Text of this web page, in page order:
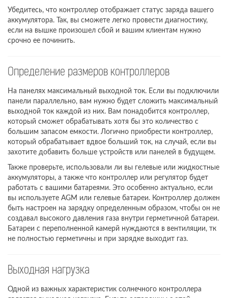
Убедитесь, что контроллер отображает статус заряда вашего
аккумулятора. Так, вы сможете легко провести диагностику,
если на вышке произошел сбой и вашим клиентам нужно
срочно ее починить.
Определение размеров контроллеров
На панелях максимальный выходной ток. Если вы подключили
панели параллельно, вам нужно будет сложить максимальный
выходной ток каждой из них. Вам понадобится контроллер,
который сможет обрабатывать хотя бы это количество с
большим запасом емкости. Логично приобрести контроллер,
который обрабатывает вдвое больший ток, на случай, если вы
захотите добавить больше устройств или панелей в будущем.
Также проверьте, использовали ли вы гелевые или жидкостные
аккумуляторы, а также что контроллер или регулятор будет
работать с вашими батареями. Это особенно актуально, если
вы используете AGM или гелевые батареи. Контроллер должен
быть настроен на зарядку определенным образом, чтобы он не
создавал высокого давления газа внутри герметичной батареи.
Батареи с переполненной камерй нуждаются в вентиляции, тк
не полностью герметичны и при зарядке выходит газ.
Выходная нагрузка
Одной из важных характеристик солнечного контроллера